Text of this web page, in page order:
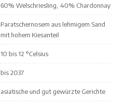
60% Welschriesling, 40% Chardonnay
Paratschernosem aus lehmigem Sand
mit hohem Kiesanteil
10 bis 12 °Celsius
bis 2037
asiatische und gut gewürzte Gerichte